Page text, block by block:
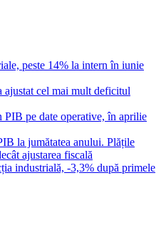
peste 14% la intern în iunie
ajustat cel mai mult deficitul
pe date operative, în aprilie
la jumătatea anului. Plățile
ajustarea fiscală
industrială, -3,3% după primele